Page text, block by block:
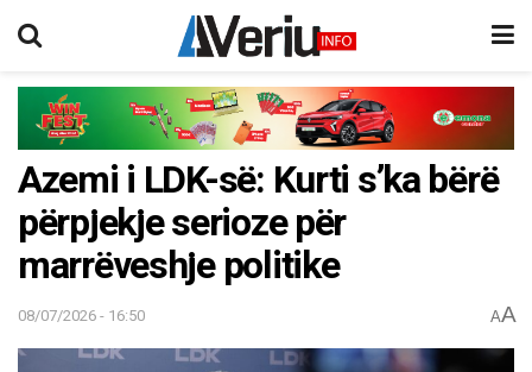
Azemi i LDK-së: Kurti s’ka bërë
përpjekje serioze për
marrëveshje politike
08/07/2026 - 16:50 AA